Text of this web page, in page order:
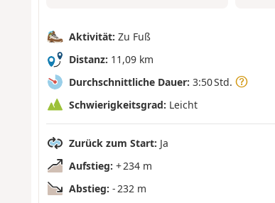
Aktivität: Zu Fuß
Distanz: 11,09 km
Durchschnittliche Dauer: 3:50 Std.
Schwierigkeitsgrad: Leicht
Zurück zum Start: Ja
Aufstieg: + 234 m
Abstieg: - 232 m